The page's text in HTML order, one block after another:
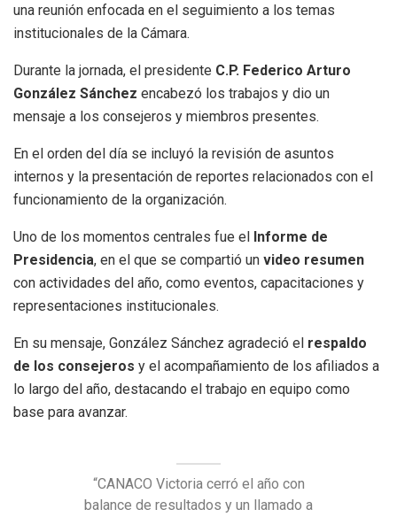
una reunión enfocada en el seguimiento a los temas
institucionales de la Cámara.
Durante la jornada, el presidente C.P. Federico Arturo
González Sánchez encabezó los trabajos y dio un
mensaje a los consejeros y miembros presentes.
En el orden del día se incluyó la revisión de asuntos
internos y la presentación de reportes relacionados con el
funcionamiento de la organización.
Uno de los momentos centrales fue el Informe de
Presidencia, en el que se compartió un video resumen
con actividades del año, como eventos, capacitaciones y
representaciones institucionales.
En su mensaje, González Sánchez agradeció el respaldo
de los consejeros y el acompañamiento de los afiliados a
lo largo del año, destacando el trabajo en equipo como
base para avanzar.
“CANACO Victoria cerró el año con
balance de resultados y un llamado a